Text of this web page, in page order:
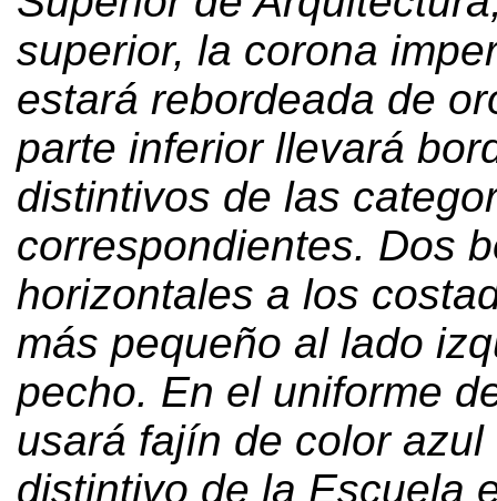
superior, la corona
estará rebordeada de
parte inferior llevará
distintivos de las
correspondientes. Dos
horizontales a los
más pequeño al lado
pecho. En el uniforme
usará fajín de color azul
distintivo de la Escuela